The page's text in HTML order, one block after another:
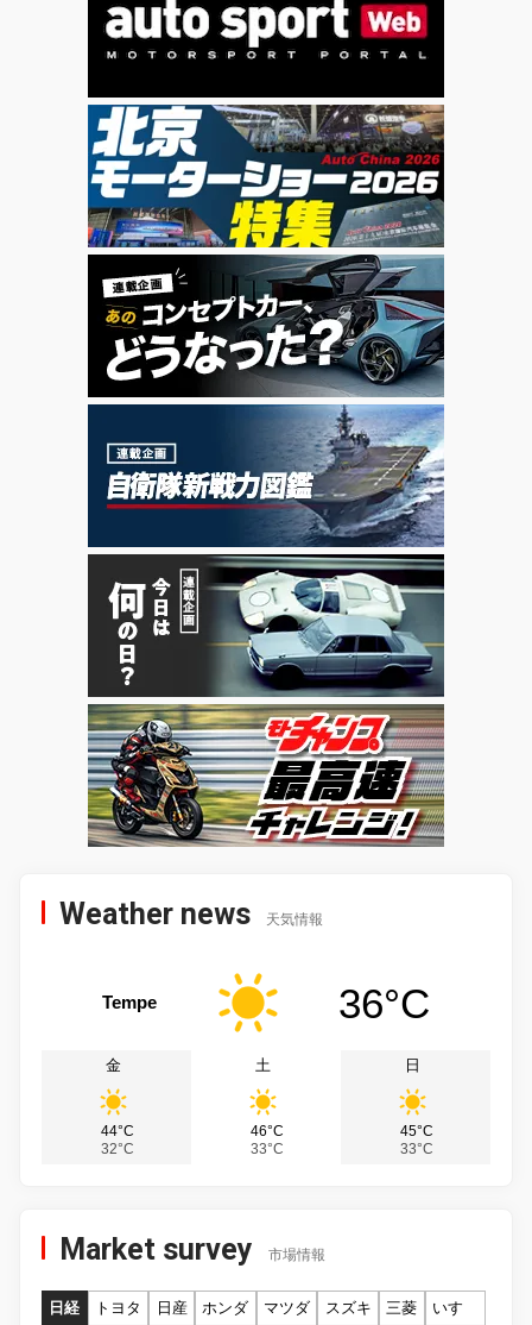
Weather news 天気情報
Tempe 36°C
金
44°C
32°C
土
46°C
33°C
日
45°C
33°C
Market survey 市場情報
日経 トヨタ 日産 ホンダ マツダ スズキ 三菱
いすゞ